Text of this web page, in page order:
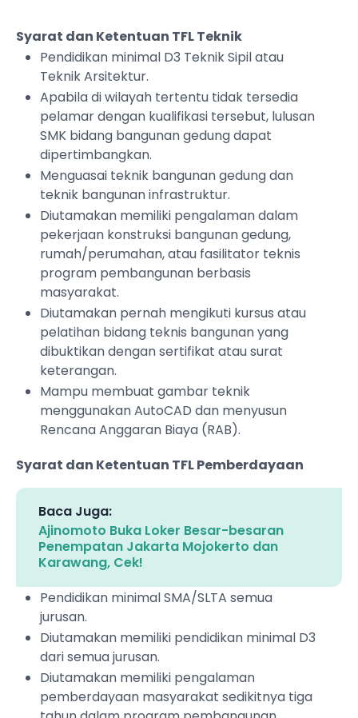
Syarat dan Ketentuan TFL Teknik
Pendidikan minimal D3 Teknik Sipil atau
Teknik Arsitektur.
Apabila di wilayah tertentu tidak tersedia
pelamar dengan kualifikasi tersebut, lulusan
SMK bidang bangunan gedung dapat
dipertimbangkan.
Menguasai teknik bangunan gedung dan
teknik bangunan infrastruktur.
Diutamakan memiliki pengalaman dalam
pekerjaan konstruksi bangunan gedung,
rumah/perumahan, atau fasilitator teknis
program pembangunan berbasis
masyarakat.
Diutamakan pernah mengikuti kursus atau
pelatihan bidang teknis bangunan yang
dibuktikan dengan sertifikat atau surat
keterangan.
Mampu membuat gambar teknik
menggunakan AutoCAD dan menyusun
Rencana Anggaran Biaya (RAB).
Syarat dan Ketentuan TFL Pemberdayaan
Baca Juga:
Ajinomoto Buka Loker Besar-besaran
Penempatan Jakarta Mojokerto dan
Karawang, Cek!
Pendidikan minimal SMA/SLTA semua
jurusan.
Diutamakan memiliki pendidikan minimal D3
dari semua jurusan.
Diutamakan memiliki pengalaman
pemberdayaan masyarakat sedikitnya tiga